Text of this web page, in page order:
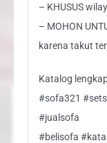
– KHUSUS
– MOHON
karena takut
Katalog
#sofa321
#jualsofa
#belisofa